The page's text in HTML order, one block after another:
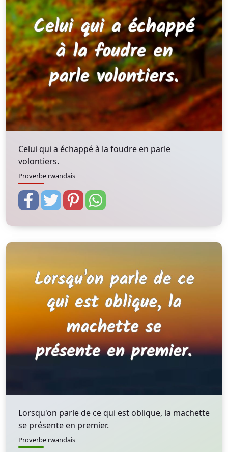
Celui qui a échappé à la foudre en parle
volontiers.
Proverbe rwandais
Lorsqu'on parle de ce qui est oblique, la machette
se présente en premier.
Proverbe rwandais